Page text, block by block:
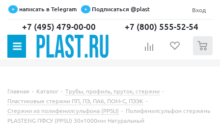
написать в Telegram Подписаться @plast Вход
+7 (495) 479-00-00 +7 (800) 555-52-54
Главная - Каталог - Трубы, профиль, пруток, стержни -
Пластиковые стержни ПП, ПЭ, ПА6, ПОМ-С, ПЭЭК -
Стержни из полифенилсульфона (PPSU) - Полифенилсульфон стержень
PLASTENG ПФСУ (PPSU) 30х1000мм Натуральный